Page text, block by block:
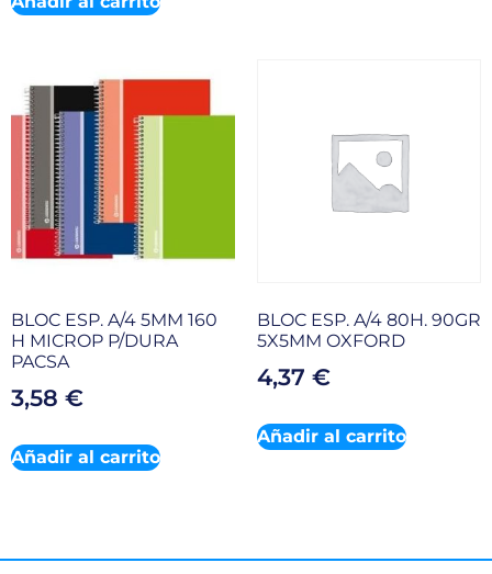
BLOC ESP. A/4 5MM 160
H MICROP P/DURA
PACSA
3,58 €
Añadir al carrito
BLOC ESP. A/4 80H. 90GR
5X5MM OXFORD
4,37 €
Añadir al carrito